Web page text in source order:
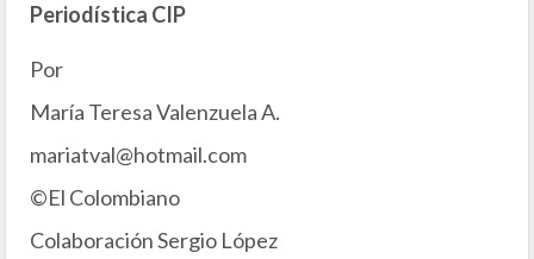
Periodística CIP
Por
María Teresa Valenzuela A.
mariatval@hotmail.com
©El Colombiano
Colaboración Sergio López